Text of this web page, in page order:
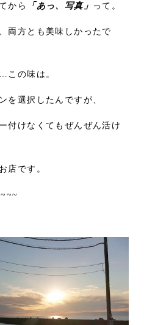
から 「あっ、写真」 って。
両方とも美味しかったで
この味は。
を選択したんですが、
付けなくてもぜんぜん活け
店です。